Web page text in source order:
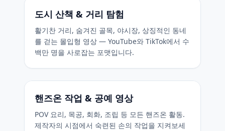
도시 산책 & 거리 탐험
활기찬 거리, 숨겨진 골목, 야시장, 상징적인 동네
를 걷는 몰입형 영상 — YouTube와 TikTok에서 수
백만 명을 사로잡는 포맷입니다.
핸즈온 작업 & 공예 영상
POV 요리, 목공, 회화, 조립 등 모든 핸즈온 활동.
제작자의 시점에서 숙련된 손의 작업을 지켜보세